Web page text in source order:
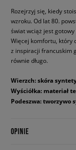
Rozejrzyj się, kiedy
wzroku. Od lat 80.
świat wciąż jest
Więcej komfortu, który
z inspiracji francuskim
równie długo.
Wierzch: skóra
Wyściółka: materiał
Podeszwa: tworzywo
OPINIE